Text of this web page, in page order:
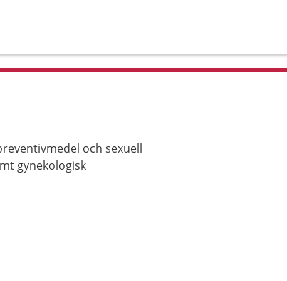
och sexuell
gynekologisk